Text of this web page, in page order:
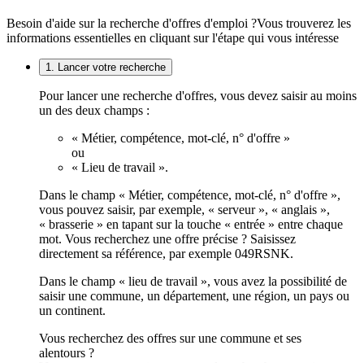
Besoin d'aide sur la recherche d'offres d'emploi ?Vous trouverez les
informations essentielles en cliquant sur l'étape qui vous intéresse
1. Lancer votre recherche
Pour lancer une recherche d'offres, vous devez saisir au moins
un des deux champs :
« Métier, compétence, mot-clé, n° d'offre »
ou
« Lieu de travail ».
Dans le champ « Métier, compétence, mot-clé, n° d'offre »,
vous pouvez saisir, par exemple, « serveur », « anglais »,
« brasserie » en tapant sur la touche « entrée » entre chaque
mot. Vous recherchez une offre précise ? Saisissez
directement sa référence, par exemple 049RSNK.
Dans le champ « lieu de travail », vous avez la possibilité de
saisir une commune, un département, une région, un pays ou
un continent.
Vous recherchez des offres sur une commune et ses
alentours ?